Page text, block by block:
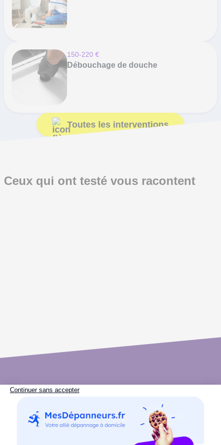
150-220 €
Débouchage de douche
Toutes les interventions
Ceux qui ont testé vous racontent